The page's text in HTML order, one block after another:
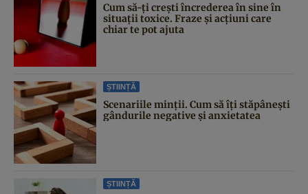
Cum să-ți crești încrederea în sine în
situații toxice. Fraze și acțiuni care
chiar te pot ajuta
ȘTIINȚĂ
Scenariile minții. Cum să îți stăpânești
gândurile negative și anxietatea
ȘTIINȚĂ